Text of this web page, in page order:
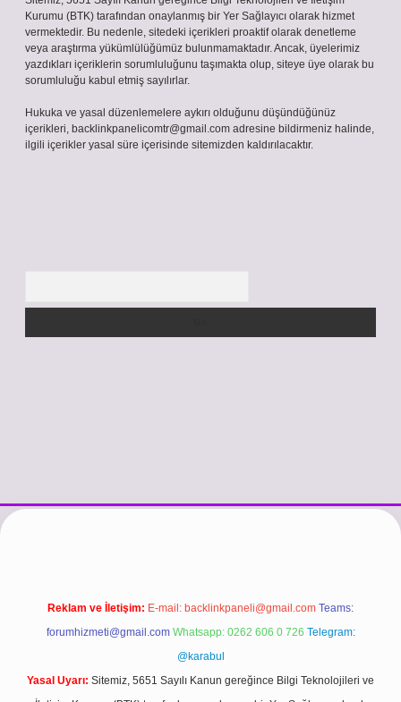
Kurumu (BTK) tarafından onaylanmış bir Yer Sağlayıcı olarak hizmet
vermektedir. Bu nedenle, sitedeki içerikleri proaktif olarak denetleme
veya araştırma yükümlülüğümüz bulunmamaktadır. Ancak, üyelerimiz
yazdıkları içeriklerin sorumluluğunu taşımakta olup, siteye üye olarak bu
sorumluluğu kabul etmiş sayılırlar.
Hukuka ve yasal düzenlemelere aykırı olduğunu düşündüğünüz
içerikleri, backlinkpanelicomtr@gmail.com adresine bildirmeniz halinde,
ilgili içerikler yasal süre içerisinde sitemizden kaldırılacaktır.
www.betexper.xyz/betci.cobetci girişhiltonbet güncel giriş
Reklam ve İletişim: E-mail: backlinkpaneli@gmail.com Teams:
forumhizmeti@gmail.com Whatsapp: 0262 606 0 726 Telegram:
@karabul
Yasal Uyarı: Sitemiz, 5651 Sayılı Kanun gereğince Bilgi Teknolojileri ve